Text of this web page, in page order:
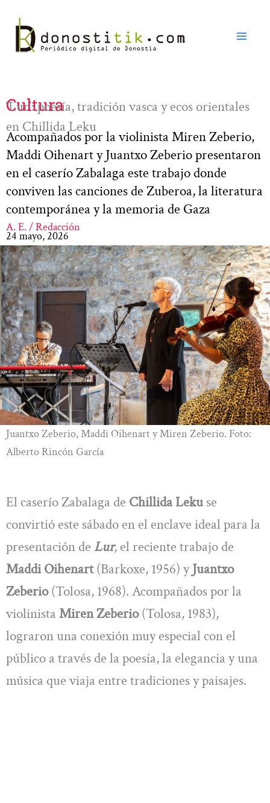
contenido
Cultura
‘Lur’: poesía, tradición vasca y ecos orientales
en Chillida Leku
Acompañados por la violinista Miren Zeberio,
Maddi Oihenart y Juantxo Zeberio presentaron
en el caserío Zabalaga este trabajo donde
conviven las canciones de Zuberoa, la literatura
contemporánea y la memoria de Gaza
A. E. / Redacción
24 mayo, 2026
Juantxo Zeberio, Maddi Oihenart y Miren Zeberio. Foto:
Alberto Rincón García
El caserío Zabalaga de Chillida Leku se
convirtió este sábado en el enclave ideal para la
presentación de Lur, el reciente trabajo de
Maddi Oihenart(Barkoxe, 1956) yJuantxo
Zeberio(Tolosa, 1968). Acompañados por la
violinista Miren Zeberio(Tolosa, 1983),
lograron una conexión muy especial con el
público a través de la poesía, la elegancia y una
música que viaja entre tradiciones y paisajes.